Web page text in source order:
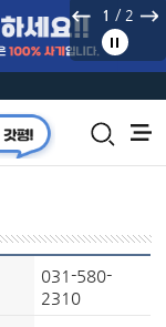
2 / 2
031-580-
2310